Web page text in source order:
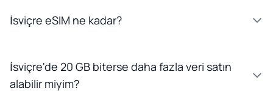
İsviçre eSIM ne kadar?
İsviçre'de 20 GB biterse daha fazla veri satın
alabilir miyim?